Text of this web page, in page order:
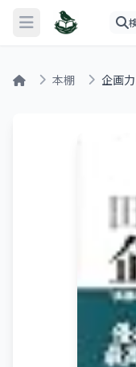
メニューを開く
本棚 企画